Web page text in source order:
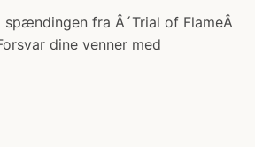
spændingen fra Â´Trial of FlameÂ
dine venner med